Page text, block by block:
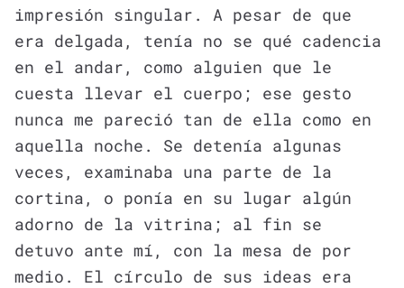
impresión singular. A pesar de que
era delgada, tenía no se qué cadencia
en el andar, como alguien que le
cuesta llevar el cuerpo; ese gesto
nunca me pareció tan de ella como en
aquella noche. Se detenía algunas
veces, examinaba una parte de la
cortina, o ponía en su lugar algún
adorno de la vitrina; al fin se
detuvo ante mí, con la mesa de por
medio. El círculo de sus ideas era